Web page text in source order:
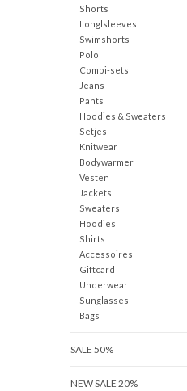
Shorts
Longlsleeves
Swimshorts
Polo
Combi-sets
Jeans
Pants
Hoodies & Sweaters
Setjes
Knitwear
Bodywarmer
Vesten
Jackets
Sweaters
Hoodies
Shirts
Accessoires
Giftcard
Underwear
Sunglasses
Bags
SALE 50%
NEW SALE 20%